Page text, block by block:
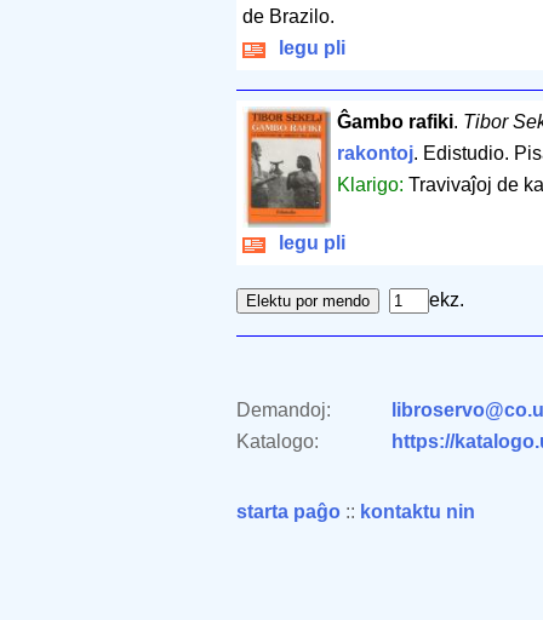
de Brazilo.
legu pli
Ĝambo rafiki. Tibor
rakontoj. Edistudio.
Klarigo: Travivaĵoj de
legu pli
ekz.
Demandoj:
Katalogo:
https://
starta paĝo :: kontaktu nin